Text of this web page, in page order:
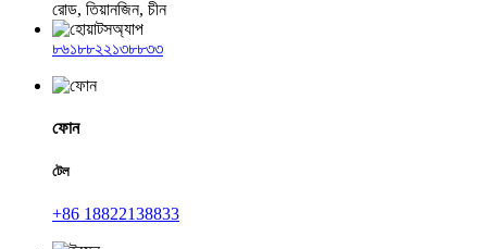
রোড, তিয়ানজিন, চীন
৮৬১৮৮২২১৩৮৮৩৩
ফোন
টেল
+86 18822138833